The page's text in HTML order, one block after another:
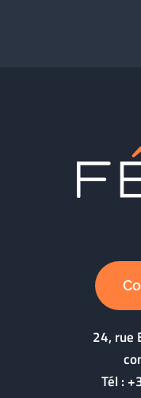
24, rue
Tél :